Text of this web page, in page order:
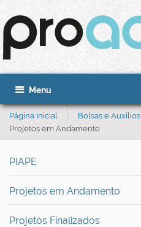
Toggle navigation
Página Inicial Bolsas e Auxílios
Projetos em Andamento
PIAPE
Projetos em Andamento
Projetos Finalizados